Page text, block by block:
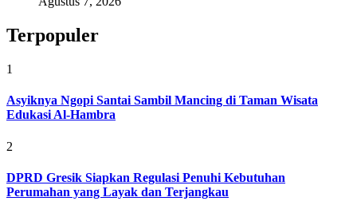
Terpopuler
1
Asyiknya Ngopi Santai Sambil Mancing di Taman Wisata
Edukasi Al-Hambra
2
DPRD Gresik Siapkan Regulasi Penuhi Kebutuhan
Perumahan yang Layak dan Terjangkau